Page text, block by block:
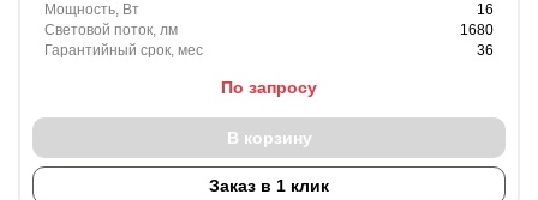
Мощность, Вт
16
Световой поток, лм
1680
Гарантийный срок, мес
36
По запросу
В корзину
Заказ в 1 клик